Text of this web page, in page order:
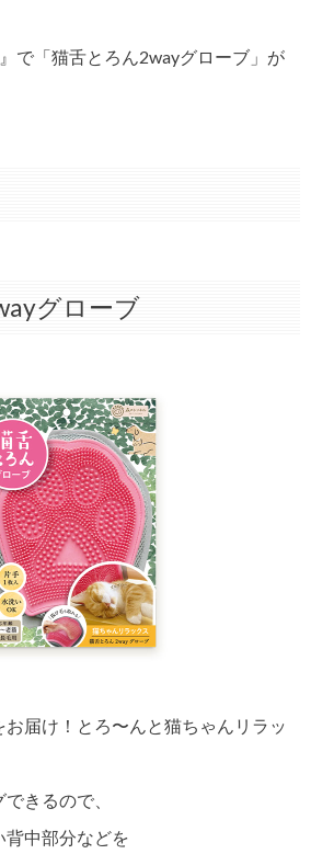
で「猫舌とろん2wayグローブ」が
グローブ
届け！とろ〜んと猫ちゃんリラッ
きるので、
中部分などを